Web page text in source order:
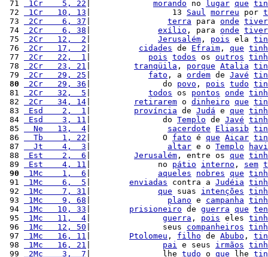
71
1Cr    5, 22 morando no lugar que
72
1Cr   10, 13 |                 13 Saul morreu por
73
2Cr    6, 37 terra para onde
74
2Cr    6, 38 exílio , para onde
75
2Cr   12,  2 Jerusalém , pois ela
76
2Cr   17,  2 cidades de Efraim , que
77
2Cr   22,  1 pois todos os outros
78
2Cr   23, 21 tranqüila , porque Atalia
79
2Cr   29, 25 fato , a ordem de Javé
80
2Cr   29, 36 |               do povo , pois tudo
81
2Cr   32,  5 todos os pontos onde
82
2Cr   34, 14 retirarem o dinheiro que
83
Esd    2,  1 província de Judá e que
84
Esd    3, 11 |               do Templo de Javé
85
  Ne   13,  4
sacerdote Eliasib
86
  Tb    1, 22
|               O fato é que Aicar
87
  Jt    4,  3
altar e o Templo
88
Est    2,  6 Jerusalém , entre os que
89
Est    4, 11 |              no pátio interno , sem
90
1Mc    1,  6 aqueles nobres que
91
1Mc    6,  5 enviadas contra a Judéia
92
1Mc    7, 31 que suas intenções
93
1Mc    9, 68 plano e campanha
94
1Mc   10, 33 prisioneiro de guerra que
95
1Mc   11,  4 guerra , pois eles
96
1Mc   12, 50 |               seus companheiros
97
1Mc   16, 11 Ptolomeu , filho de Abubo ,
98
1Mc   16, 21 pai e seus irmãos
99
2Mc    3,  7 |               lhe tudo o que lhe